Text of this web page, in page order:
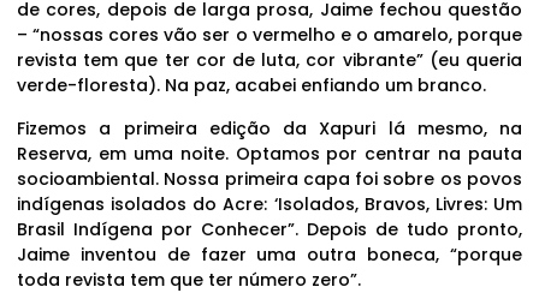
de cores, depois de larga prosa, Jaime fechou questão
– “nossas cores vão ser o vermelho e o amarelo, porque
revista tem que ter cor de luta, cor vibrante” (eu queria
verde-floresta). Na paz, acabei enfiando um branco.
Fizemos a primeira edição da Xapuri lá mesmo, na
Reserva, em uma noite. Optamos por centrar na pauta
socioambiental. Nossa primeira capa foi sobre os povos
indígenas isolados do Acre: ‘Isolados, Bravos, Livres: Um
Brasil Indígena por Conhecer”. Depois de tudo pronto,
Jaime inventou de fazer uma outra boneca, “porque
toda revista tem que ter número zero”.